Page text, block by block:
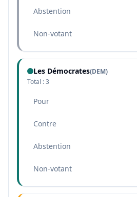
Abstention
Non-votant
Les Démocrates(DEM)
Total :3
Pour
Contre
Abstention
Non-votant